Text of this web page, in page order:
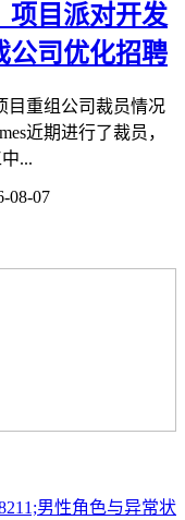
项目派对开发
公司优化招聘
目重组公司裁员情况
近期进行了裁员，
...
08-07